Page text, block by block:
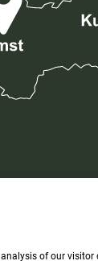
of our